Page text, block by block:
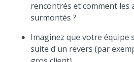
rencontrés et comment les
surmontés ?
Imaginez que votre équipe
suite d'un revers (par